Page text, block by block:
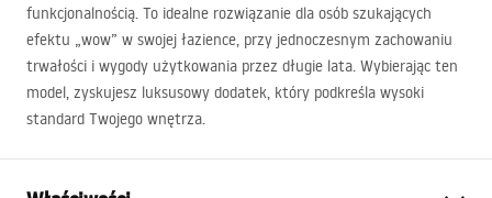
funkcjonalnością. To idealne rozwiązanie dla osób szukających
efektu „wow” w swojej łazience, przy jednoczesnym zachowaniu
trwałości i wygody użytkowania przez długie lata. Wybierając ten
model, zyskujesz luksusowy dodatek, który podkreśla wysoki
standard Twojego wnętrza.